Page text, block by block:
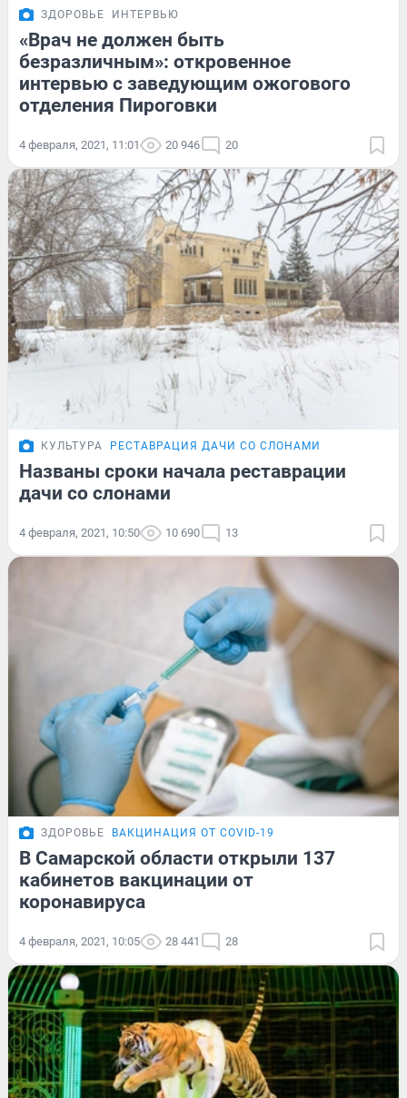
ЗДОРОВЬЕ ИНТЕРВЬЮ
«Врач не должен быть
безразличным»: откровенное
интервью с заведующим ожогового
отделения Пироговки
4 февраля, 2021, 11:01 20 946 20
КУЛЬТУРА РЕСТАВРАЦИЯ ДАЧИ СО СЛОНАМИ
Названы сроки начала реставрации
дачи со слонами
4 февраля, 2021, 10:50 10 690 13
ЗДОРОВЬЕ ВАКЦИНАЦИЯ ОТ COVID-19
В Самарской области открыли 137
кабинетов вакцинации от
коронавируса
4 февраля, 2021, 10:05 28 441 28